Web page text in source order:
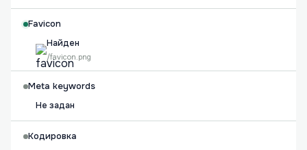
Favicon
Найден
/favicon.png
Meta keywords
Не задан
Кодировка